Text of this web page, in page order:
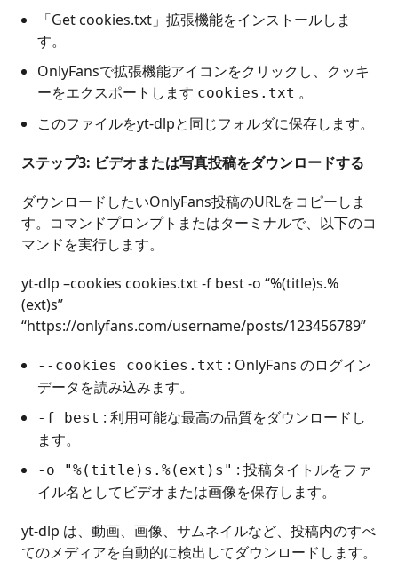
「Get cookies.txt」拡張機能をインストールしま
す。
OnlyFansで拡張機能アイコンをクリックし、クッキ
ーをエクスポートします cookies.txt 。
このファイルをyt-dlpと同じフォルダに保存します。
ステップ3: ビデオまたは写真投稿をダウンロードする
ダウンロードしたいOnlyFans投稿のURLをコピーしま
す。コマンドプロンプトまたはターミナルで、以下のコ
マンドを実行します。
yt-dlp –cookies cookies.txt -f best -o “%(title)s.%
(ext)s”
“https://onlyfans.com/username/posts/123456789”
--cookies cookies.txt : OnlyFans のログイン
データを読み込みます。
-f best : 利用可能な最高の品質をダウンロードし
ます。
-o "%(title)s.%(ext)s" : 投稿タイトルをファ
イル名としてビデオまたは画像を保存します。
yt-dlp は、動画、画像、サムネイルなど、投稿内のすべ
てのメディアを自動的に検出してダウンロードします。